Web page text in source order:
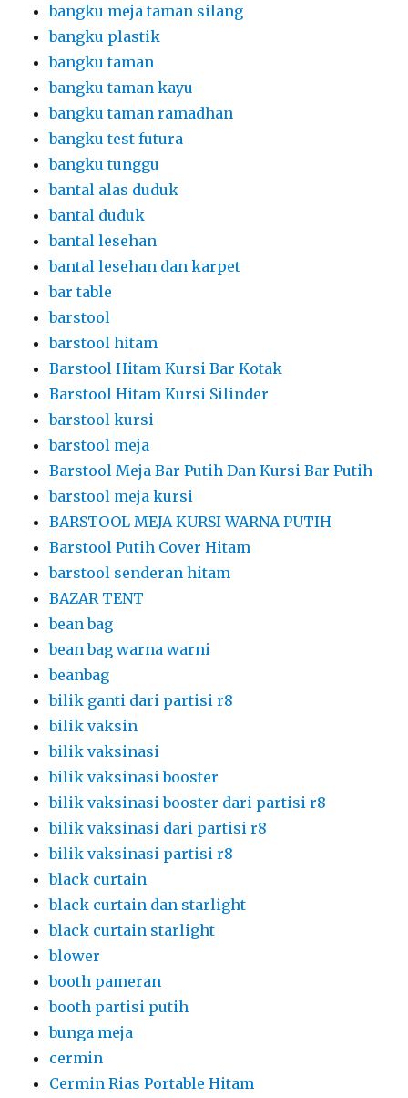
bangku meja taman silang
bangku plastik
bangku taman
bangku taman kayu
bangku taman ramadhan
bangku test futura
bangku tunggu
bantal alas duduk
bantal duduk
bantal lesehan
bantal lesehan dan karpet
bar table
barstool
barstool hitam
Barstool Hitam Kursi Bar Kotak
Barstool Hitam Kursi Silinder
barstool kursi
barstool meja
Barstool Meja Bar Putih Dan Kursi Bar Putih
barstool meja kursi
BARSTOOL MEJA KURSI WARNA PUTIH
Barstool Putih Cover Hitam
barstool senderan hitam
BAZAR TENT
bean bag
bean bag warna warni
beanbag
bilik ganti dari partisi r8
bilik vaksin
bilik vaksinasi
bilik vaksinasi booster
bilik vaksinasi booster dari partisi r8
bilik vaksinasi dari partisi r8
bilik vaksinasi partisi r8
black curtain
black curtain dan starlight
black curtain starlight
blower
booth pameran
booth partisi putih
bunga meja
cermin
Cermin Rias Portable Hitam